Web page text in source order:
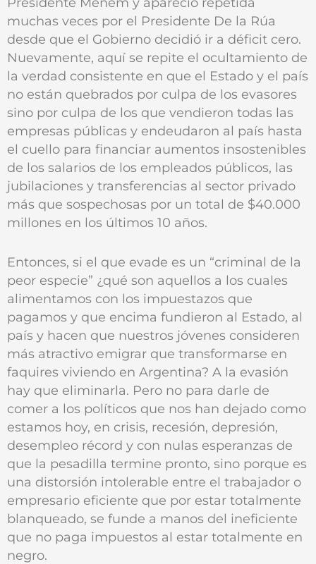
muchas veces por el Presidente De la Rúa
desde que el Gobierno decidió ir a déficit cero.
Nuevamente, aquí se repite el ocultamiento de
la verdad consistente en que el Estado y el país
no están quebrados por culpa de los evasores
sino por culpa de los que vendieron todas las
empresas públicas y endeudaron al país hasta
el cuello para financiar aumentos insostenibles
de los salarios de los empleados públicos, las
jubilaciones y transferencias al sector privado
más que sospechosas por un total de $40.000
millones en los últimos 10 años.
Entonces, si el que evade es un “criminal de la
peor especie” ¿qué son aquellos a los cuales
alimentamos con los impuestazos que
pagamos y que encima fundieron al Estado, al
país y hacen que nuestros jóvenes consideren
más atractivo emigrar que transformarse en
faquires viviendo en Argentina? A la evasión
hay que eliminarla. Pero no para darle de
comer a los políticos que nos han dejado como
estamos hoy, en crisis, recesión, depresión,
desempleo récord y con nulas esperanzas de
que la pesadilla termine pronto, sino porque es
una distorsión intolerable entre el trabajador o
empresario eficiente que por estar totalmente
blanqueado, se funde a manos del ineficiente
que no paga impuestos al estar totalmente en
negro.